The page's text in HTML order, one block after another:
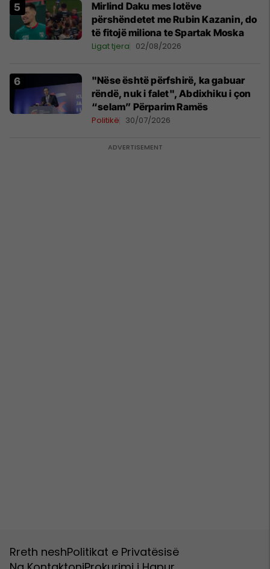
Mirlind Daku mes lotëve
përshëndetet me Rubin Kazanin, do
të fitojë miliona te Spartak Moska
Ligat tjera 02/08/2026
"Nëse është përfshirë, ka gabuar
rëndë, nuk i falet", Abdixhiku i çon
“selam” Përparim Ramës
Politikë 30/07/2026
Rreth neshPolitikat e Privatësisë